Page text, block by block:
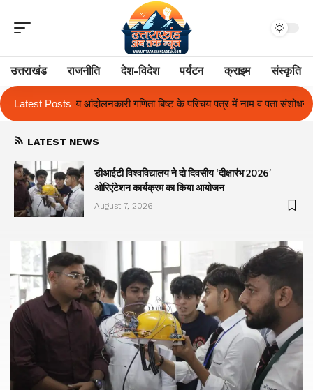
उत्तराखंड राजनीति देश-विदेश पर्यटन क्राइम संस्कृति
Latest Posts
के परिचय पत्र में नाम व पता संशोधन का प्रकरण का हुआ समाधान
LATEST NEWS
डीआईटी विश्वविद्यालय ने दो दिवसीय ‘दीक्षारंभ 2026’
ओरिएंटेशन कार्यक्रम का किया आयोजन
August 7, 2026